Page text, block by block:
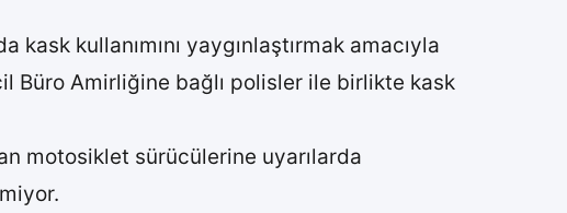
kullanımını yaygınlaştırmak amacıyla
Büro Amirliğine bağlı polisler ile birlikte kask
motosiklet sürücülerine uyarılarda